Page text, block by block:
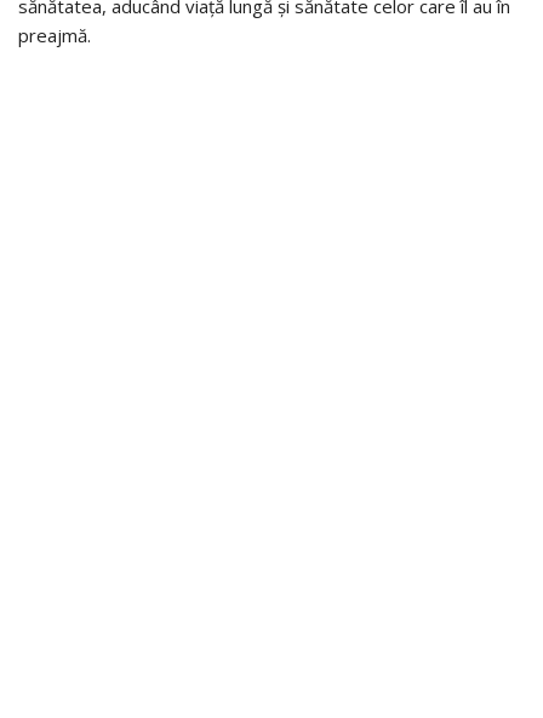
sănătatea, aducând viață lungă și sănătate celor care îl au în
preajmă.